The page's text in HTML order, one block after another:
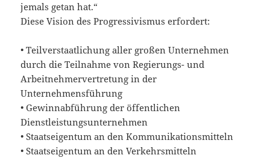
jemals getan hat.“
Diese Vision des Progressivismus erfordert:
• Teilverstaatlichung aller großen Unternehmen
durch die Teilnahme von Regierungs- und
Arbeitnehmervertretung in der
Unternehmensführung
• Gewinnabführung der öffentlichen
Dienstleistungsunternehmen
• Staatseigentum an den Kommunikationsmitteln
• Staatseigentum an den Verkehrsmitteln